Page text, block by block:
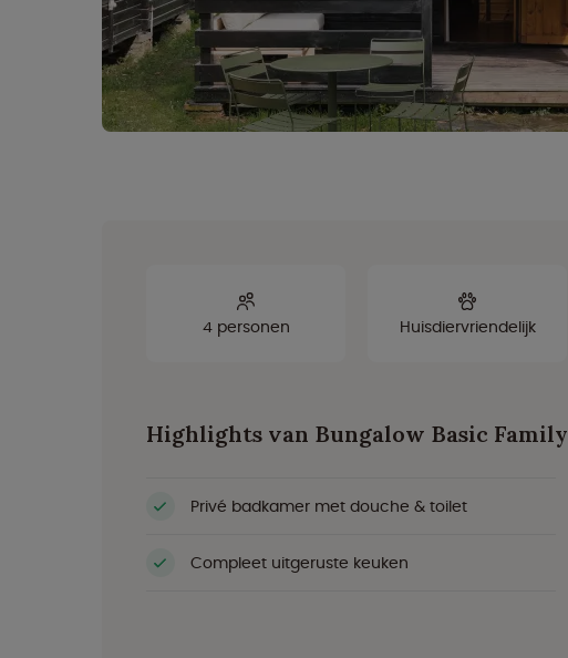
4 personen Huisdiervriendelijk
Highlights van Bungalow Basic Family
Privé badkamer met douche & toilet
Compleet uitgeruste keuken